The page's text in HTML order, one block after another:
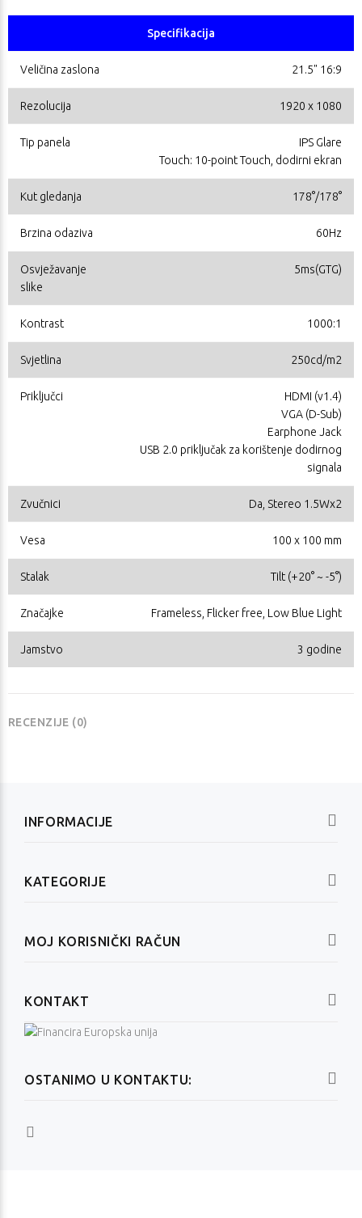
Specifikacija
Veličina zaslona 21.5" 16:9
Rezolucija 1920 x 1080
Tip panela
IPS Glare
Touch: 10-point Touch, dodirni ekran
Kut gledanja 178°/178°
Brzina odaziva 60Hz
Osvježavanje
slike
5ms(GTG)
Kontrast 1000:1
Svjetlina 250cd/m2
Priključci
HDMI (v1.4)
VGA (D-Sub)
Earphone Jack
USB 2.0 priključak za korištenje dodirnog
signala
Zvučnici Da, Stereo 1.5Wx2
Vesa 100 x 100 mm
Stalak Tilt (+20° ~ -5°)
Značajke Frameless, Flicker free, Low Blue Light
Jamstvo 3 godine
RECENZIJE (0)
OSTANIMO U KONTAKTU:
INFORMACIJE
KATEGORIJE
MOJ KORISNIČKI RAČUN
KONTAKT